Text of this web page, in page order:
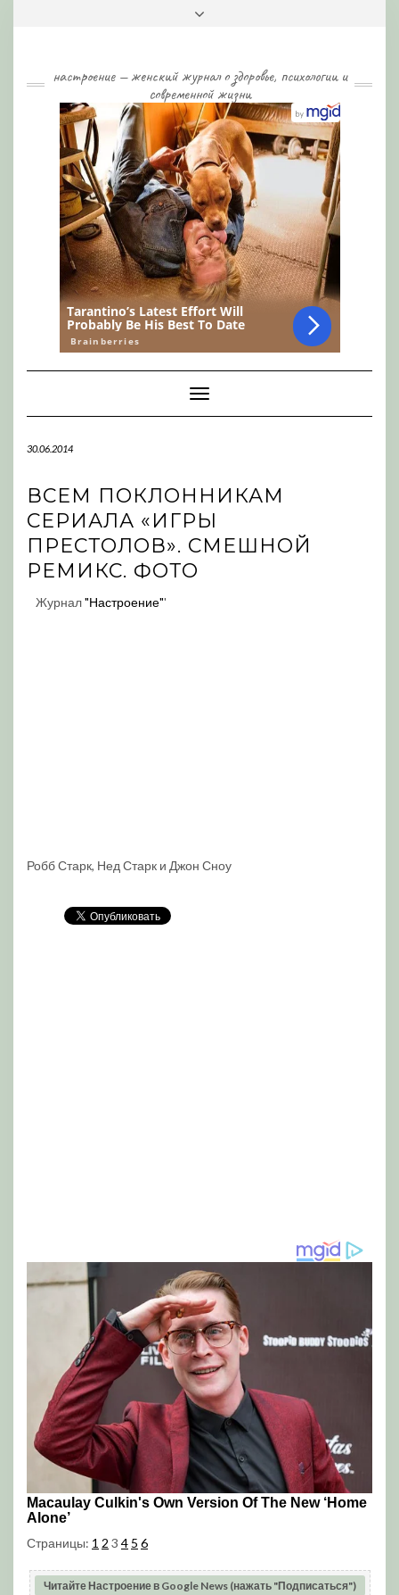
настроение — женский журнал о здоровье, психологии и
современной жизни
Toggle
Navigation
30.06.2014
ВСЕМ ПОКЛОННИКАМ
СЕРИАЛА «ИГРЫ
ПРЕСТОЛОВ». СМЕШНОЙ
РЕМИКС. ФОТО
Журнал"Настроение"'
Робб Старк, Нед Старк и Джон Сноу
Страницы: 1 2 3 4 5 6
Читайте Настроение в Google News (нажать "Подписаться")